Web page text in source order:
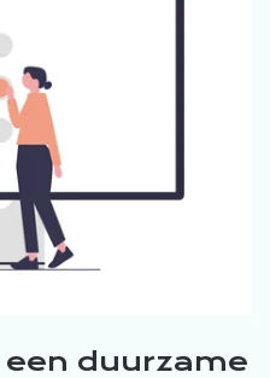
duurzame